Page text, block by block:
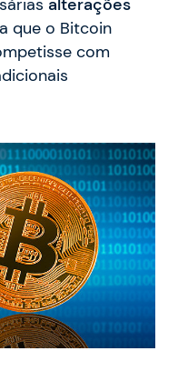
alterações
que o Bitcoin
com